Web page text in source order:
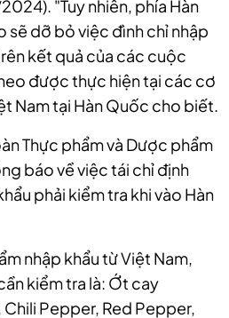
"Tuy nhiên, phía Hàn
dỡ bỏ việc đình chỉ nhập
kết quả của các cuộc
được thực hiện tại các cơ
Nam tại Hàn Quốc cho biết.
Thực phẩm và Dược phẩm
báo về việc tái chỉ định
phải kiểm tra khi vào Hàn
nhập khẩu từ Việt Nam,
kiểm tra là: Ớt cay
Pepper, Red Pepper,